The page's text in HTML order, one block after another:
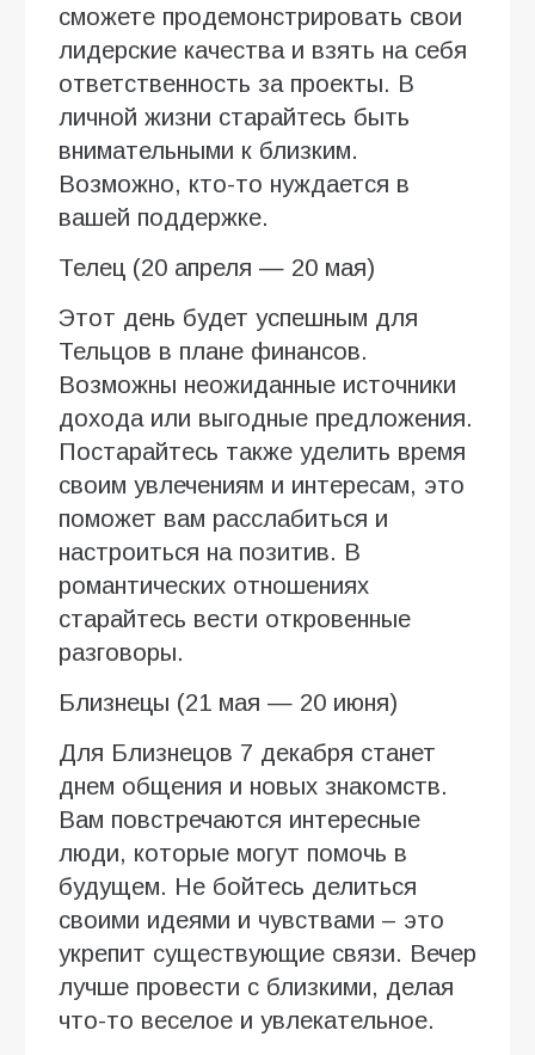
сможете продемонстрировать свои
лидерские качества и взять на себя
ответственность за проекты. В
личной жизни старайтесь быть
внимательными к близким.
Возможно, кто-то нуждается в
вашей поддержке.
Телец (20 апреля — 20 мая)
Этот день будет успешным для
Тельцов в плане финансов.
Возможны неожиданные источники
дохода или выгодные предложения.
Постарайтесь также уделить время
своим увлечениям и интересам, это
поможет вам расслабиться и
настроиться на позитив. В
романтических отношениях
старайтесь вести откровенные
разговоры.
Близнецы (21 мая — 20 июня)
Для Близнецов 7 декабря станет
днем общения и новых знакомств.
Вам повстречаются интересные
люди, которые могут помочь в
будущем. Не бойтесь делиться
своими идеями и чувствами – это
укрепит существующие связи. Вечер
лучше провести с близкими, делая
что-то веселое и увлекательное.